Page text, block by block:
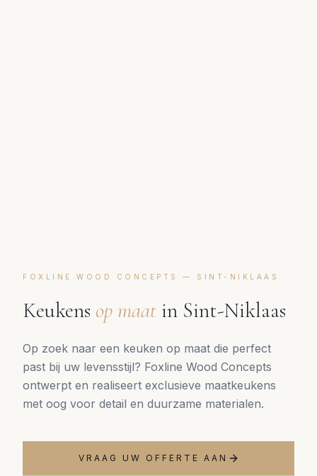
FOXLINE WOOD CONCEPTS — SINT-NIKLAAS
Keukens op maat in Sint-Niklaas
Op zoek naar een keuken op maat die perfect
past bij uw levensstijl? Foxline Wood Concepts
ontwerpt en realiseert exclusieve maatkeukens
met oog voor detail en duurzame materialen.
VRAAG UW OFFERTE AAN